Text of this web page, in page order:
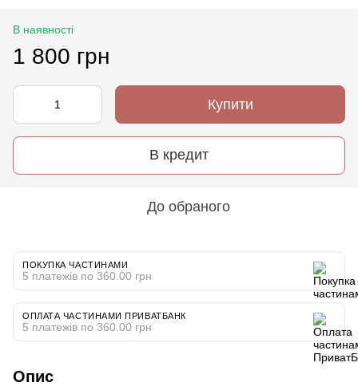
В наявності
1 800 грн
Купити
В кредит
До обраного
ПОКУПКА ЧАСТИНАМИ
5 платежів по 360.00 грн
ОПЛАТА ЧАСТИНАМИ ПРИВАТБАНК
5 платежів по 360.00 грн
Опис